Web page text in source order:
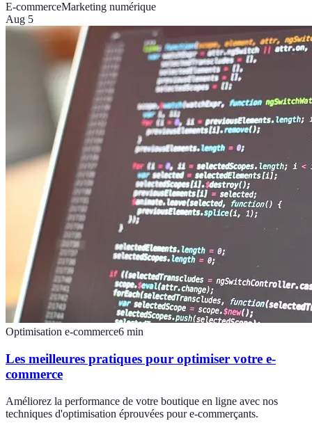
E-commerceMarketing numérique
Aug 5
Optimisation e-commerce6 min
Les meilleures pratiques pour optimiser votre e-
commerce
Améliorez la performance de votre boutique en ligne avec nos
techniques d'optimisation éprouvées pour e-commerçants.